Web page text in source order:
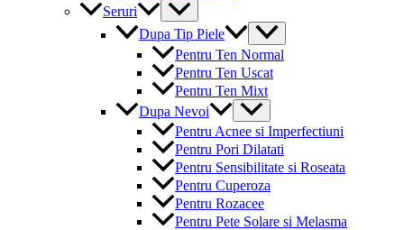
Seruri
Menu
Toggle
Dupa Tip Piele
Menu
Toggle
Pentru Ten Normal
Pentru Ten Uscat
Pentru Ten Mixt
Dupa Nevoi
Menu
Toggle
Pentru Acnee si Imperfectiuni
Pentru Pori Dilatati
Pentru Sensibilitate si Roseata
Pentru Cuperoza
Pentru Rozacee
Pentru Pete Solare si Melasma